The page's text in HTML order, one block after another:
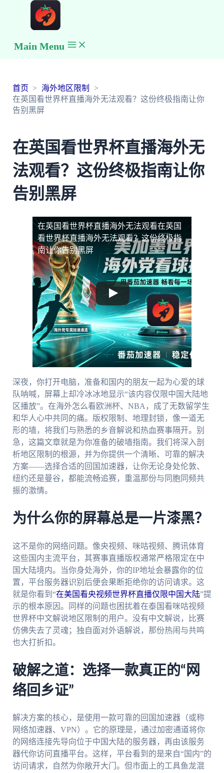
Main Menu
首页
海外地区限制
在英国看世界杯直播海外无法观看？这份终极指南让你
告别黑屏
在英国看世界杯直播海外无
法观看？这份终极指南让你
告别黑屏
在英国看世界杯直播海外无法观看在英国
看世界杯直播海外无法观看？这份终极指
南让你告别黑屏
深夜，你打开电脑，准备和国内的朋友一起为心爱的球
队呐喊，屏幕上却冷冰冰地显示“该内容仅限中国大陆地
区播放”。在海外怎么看欧洲杯、NBA，成了无数留学生
和华人心中共同的痛。版权限制、地理封锁，像一道无
形的墙，将我们与熟悉的乡音解说和热血赛事隔开。别
急，这篇文章就是为你准备的破墙指南。我们将深入剖
析地区限制的根源，并为你提供一个清晰、可靠的解决
方案——选择合适的回国加速器，让你无论身处伦敦、
纽约还是曼谷，都能流畅追赛，重温那份与同胞同频共
振的激情。
为什么你的屏幕总是一片漆黑？
这不是你的网络问题。像央视频、咪咕视频、腾讯体育
这些国内主流平台，其赛事直播版权通常严格限定在中
国大陆境内。当你身处海外，你的IP地址会暴露你的位
置，平台服务器识别后便会果断拒绝你的访问请求。这
就是你看到“在美国看央视频世界杯直播仅限中国大陆”提
示的根本原因。同样的问题也困扰着在泰国看咪咕视频
世界杯中文解说地区限制的用户。没有中文解说，比赛
仿佛失去了灵魂；独自面对外语解说，那份热闹与共鸣
也大打折扣。
破解之道：选择一款真正的“网
络回乡证”
解决方案的核心，是使用一款可靠的回国加速器（或称
网络加速器、VPN）。它的原理是，通过加密通道将你
的网络连接先导向位于中国大陆的服务器，再由该服务
器代你访问直播平台。这样，平台看到的是来自“国内”的
访问请求，自然为你敞开大门。但市面上的工具鱼龙混